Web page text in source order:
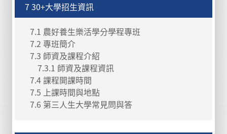
7 30+大學招生資訊
7.1 農好養生樂活學分學程專班
7.2 專班簡介
7.3 師資及課程介紹
7.3.1 師資及課程資訊
7.4 課程開課時間
7.5 上課時間與地點
7.6 第三人生大學常見問與答